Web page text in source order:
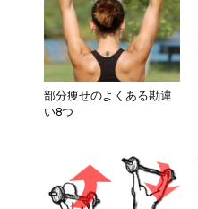
部分痩せのよくある勘違
い8つ